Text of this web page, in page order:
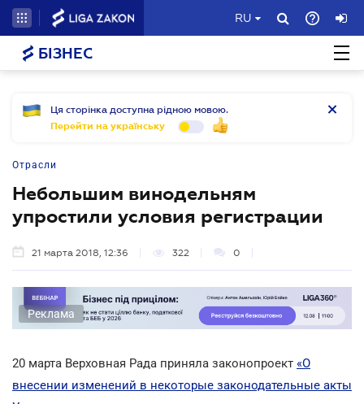
RU
БІЗНЕС
Ця сторінка доступна рідною мовою.
Перейти на українську
Отрасли
Небольшим винодельням
упростили условия регистрации
21 марта 2018, 12:36 322 0
Реклама
20 марта Верховная Рада приняла законопроект «О
внесении изменений в некоторые законодательные акты